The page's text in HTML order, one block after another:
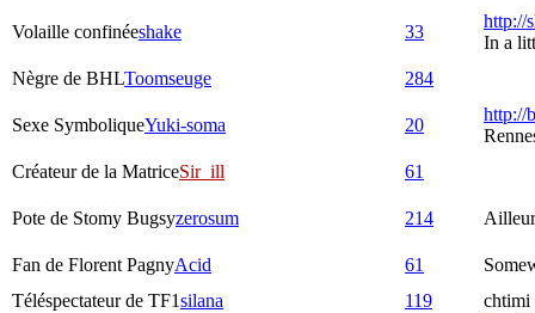
Volaille confinéeshake 33
http://
In a
Nègre de BHLToomseuge 284
Sexe SymboliqueYuki-soma 20
http://
Créateur de la MatriceSir_ill 61
Pote de Stomy Bugsyzerosum 214
Fan de Florent PagnyAcid 61
Téléspectateur de TF1silana 119
chtimi